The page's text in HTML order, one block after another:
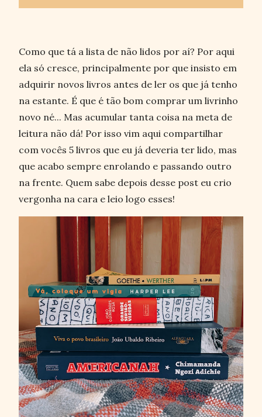
Como que tá a lista de não lidos por aí? Por aqui
ela só cresce, principalmente por que insisto em
adquirir novos livros antes de ler os que já tenho
na estante. É que é tão bom comprar um livrinho
novo né... Mas acumular tanta coisa na meta de
leitura não dá! Por isso vim aqui compartilhar
com vocês 5 livros que eu já deveria ter lido, mas
que acabo sempre enrolando e passando outro
na frente. Quem sabe depois desse post eu crio
vergonha na cara e leio logo esses!